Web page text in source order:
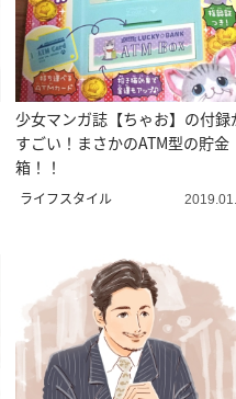
少女マンガ誌【ちゃお】の付録
すごい！まさかのATM型の貯金
箱！！
ライフスタイル